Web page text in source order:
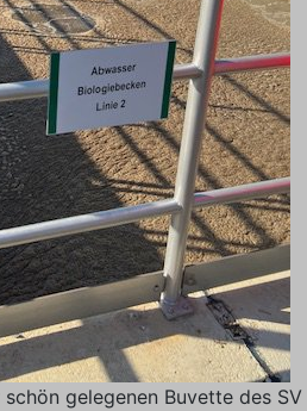
gelegenen Buvette des SV